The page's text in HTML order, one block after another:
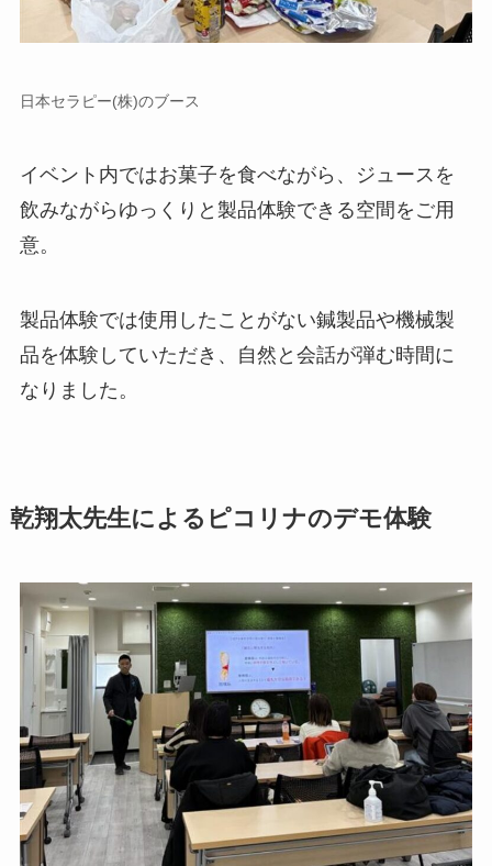
日本セラピー(株)のブース
イベント内ではお菓子を食べながら、ジュースを
飲みながらゆっくりと製品体験できる空間をご用
意。
製品体験では使用したことがない鍼製品や機械製
品を体験していただき、自然と会話が弾む時間に
なりました。
乾翔太先生によるピコリナのデモ体験